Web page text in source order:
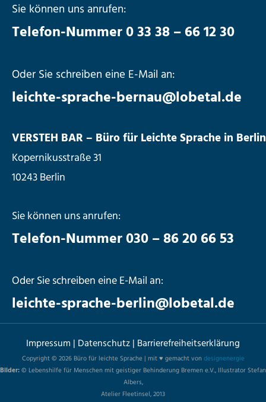
Sie können uns anrufen:
Telefon-Nummer 0 33 38 – 66 12 30
Oder Sie schreiben eine E-Mail an:
leichte-sprache-bernau@lobetal.de
VERSTEH BAR – Büro für Leichte Sprache in Berlin
Kopernikusstraße 31
10243 Berlin
Sie können uns anrufen:
Telefon-Nummer 030 – 86 20 66 53
Oder Sie schreiben eine E-Mail an:
leichte-sprache-berlin@lobetal.de
Impressum | Datenschutz| Barrierefreiheitserklärung
Copyright © 2026 Büro für leichte Sprache | mit ♥ gemacht vondesignenergie
Bilder:© Lebenshilfe für Menschen mit geistiger Behinderung Bremen e.V., Illustrator Stefan
Albers,
Atelier Fleetinsel, 2013